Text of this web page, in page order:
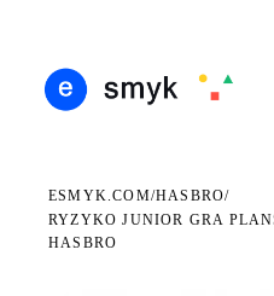
ESMYK.COM/HASBRO/
RYZYKO JUNIOR GRA
HASBRO